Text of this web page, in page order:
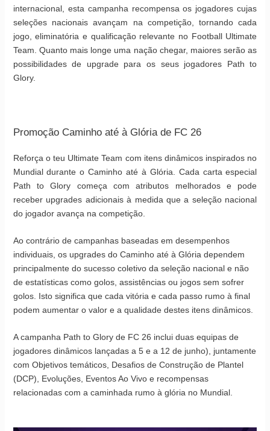
internacional, esta campanha recompensa os jogadores cujas
seleções nacionais avançam na competição, tornando cada
jogo, eliminatória e qualificação relevante no Football Ultimate
Team. Quanto mais longe uma nação chegar, maiores serão as
possibilidades de upgrade para os seus jogadores Path to
Glory.
Promoção Caminho até à Glória de FC 26
Reforça o teu Ultimate Team com itens dinâmicos inspirados no
Mundial durante o Caminho até à Glória. Cada carta especial
Path to Glory começa com atributos melhorados e pode
receber upgrades adicionais à medida que a seleção nacional
do jogador avança na competição.
Ao contrário de campanhas baseadas em desempenhos
individuais, os upgrades do Caminho até à Glória dependem
principalmente do sucesso coletivo da seleção nacional e não
de estatísticas como golos, assistências ou jogos sem sofrer
golos. Isto significa que cada vitória e cada passo rumo à final
podem aumentar o valor e a qualidade destes itens dinâmicos.
A campanha Path to Glory de FC 26 inclui duas equipas de
jogadores dinâmicos lançadas a 5 e a 12 de junho), juntamente
com Objetivos temáticos, Desafios de Construção de Plantel
(DCP), Evoluções, Eventos Ao Vivo e recompensas
relacionadas com a caminhada rumo à glória no Mundial.